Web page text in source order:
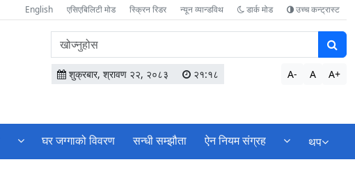
English एसिएबिलिटी मोड स्क्रिन रिडर न्यून व्यान्डविथ डार्क मोड उच्च कन्ट्रास्ट
वेबसाइटमा
सामग्री
खोज्नुहोस
शुक्रबार, श्रावण २२, २०८३ २१:१८ A- A A+
घर जग्गाको विवरण सन्धी सम्झौता ऐन नियम संग्रह थप